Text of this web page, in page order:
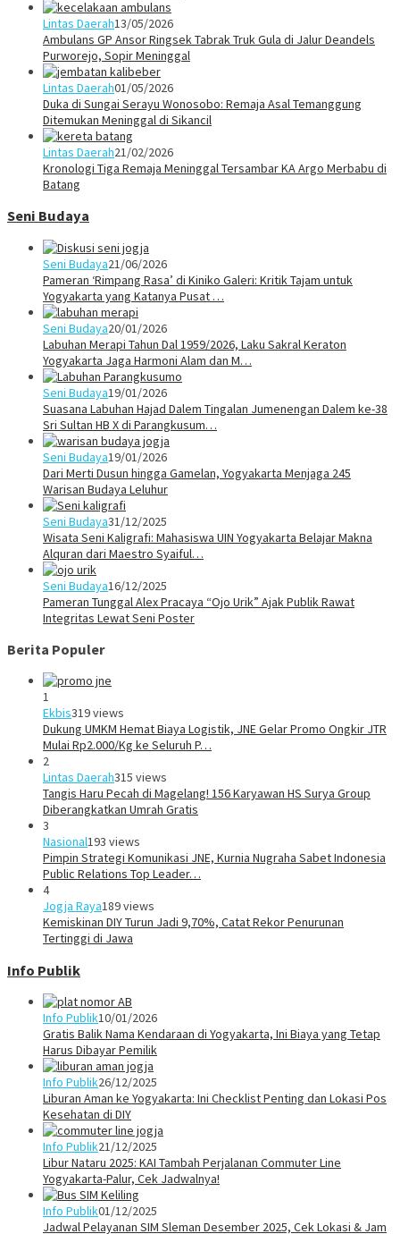
Lintas Daerah13/05/2026
Ambulans GP Ansor Ringsek Tabrak Truk Gula di Jalur Deandels
Purworejo, Sopir Meninggal
Lintas Daerah01/05/2026
Duka di Sungai Serayu Wonosobo: Remaja Asal Temanggung
Ditemukan Meninggal di Sikancil
Lintas Daerah21/02/2026
Kronologi Tiga Remaja Meninggal Tersambar KA Argo Merbabu di
Batang
Seni Budaya
Seni Budaya21/06/2026
Pameran ‘Rimpang Rasa’ di Kiniko Galeri: Kritik Tajam untuk
Yogyakarta yang Katanya Pusat …
Seni Budaya20/01/2026
Labuhan Merapi Tahun Dal 1959/2026, Laku Sakral Keraton
Yogyakarta Jaga Harmoni Alam dan M…
Seni Budaya19/01/2026
Suasana Labuhan Hajad Dalem Tingalan Jumenengan Dalem ke-38
Sri Sultan HB X di Parangkusum…
Seni Budaya19/01/2026
Dari Merti Dusun hingga Gamelan, Yogyakarta Menjaga 245
Warisan Budaya Leluhur
Seni Budaya31/12/2025
Wisata Seni Kaligrafi: Mahasiswa UIN Yogyakarta Belajar Makna
Alquran dari Maestro Syaiful…
Seni Budaya16/12/2025
Pameran Tunggal Alex Pracaya “Ojo Urik” Ajak Publik Rawat
Integritas Lewat Seni Poster
Berita Populer
1
Ekbis319 views
Dukung UMKM Hemat Biaya Logistik, JNE Gelar Promo Ongkir JTR
Mulai Rp2.000/Kg ke Seluruh P…
2
Lintas Daerah315 views
Tangis Haru Pecah di Magelang! 156 Karyawan HS Surya Group
Diberangkatkan Umrah Gratis
3
Nasional193 views
Pimpin Strategi Komunikasi JNE, Kurnia Nugraha Sabet Indonesia
Public Relations Top Leader…
4
Jogja Raya189 views
Kemiskinan DIY Turun Jadi 9,70%, Catat Rekor Penurunan
Tertinggi di Jawa
Info Publik
Info Publik10/01/2026
Gratis Balik Nama Kendaraan di Yogyakarta, Ini Biaya yang Tetap
Harus Dibayar Pemilik
Info Publik26/12/2025
Liburan Aman ke Yogyakarta: Ini Checklist Penting dan Lokasi Pos
Kesehatan di DIY
Info Publik21/12/2025
Libur Nataru 2025: KAI Tambah Perjalanan Commuter Line
Yogyakarta-Palur, Cek Jadwalnya!
Info Publik01/12/2025
Jadwal Pelayanan SIM Sleman Desember 2025, Cek Lokasi & Jam